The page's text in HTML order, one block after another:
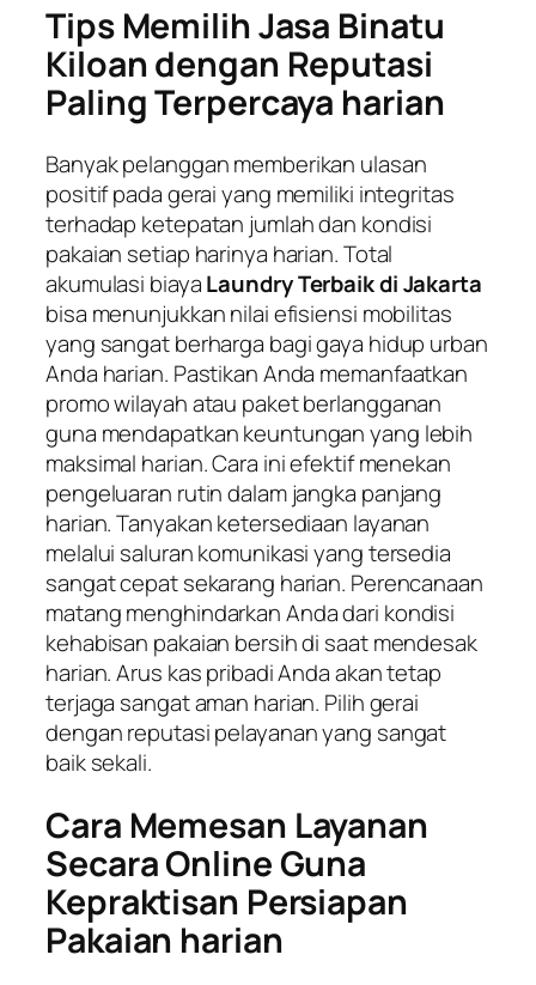
Tips Memilih Jasa Binatu
Kiloan dengan Reputasi
Paling Terpercaya harian
Banyak pelanggan memberikan ulasan
positif pada gerai yang memiliki integritas
terhadap ketepatan jumlah dan kondisi
pakaian setiap harinya harian. Total
akumulasi biayaLaundry Terbaik di Jakarta
bisa menunjukkan nilai efisiensi mobilitas
yang sangat berharga bagi gaya hidup urban
Anda harian. Pastikan Anda memanfaatkan
promo wilayah atau paket berlangganan
guna mendapatkan keuntungan yang lebih
maksimal harian. Cara ini efektif menekan
pengeluaran rutin dalam jangka panjang
harian. Tanyakan ketersediaan layanan
melalui saluran komunikasi yang tersedia
sangat cepat sekarang harian. Perencanaan
matang menghindarkan Anda dari kondisi
kehabisan pakaian bersih di saat mendesak
harian. Arus kas pribadi Anda akan tetap
terjaga sangat aman harian. Pilih gerai
dengan reputasi pelayanan yang sangat
baik sekali.
Cara Memesan Layanan
Secara Online Guna
Kepraktisan Persiapan
Pakaian harian